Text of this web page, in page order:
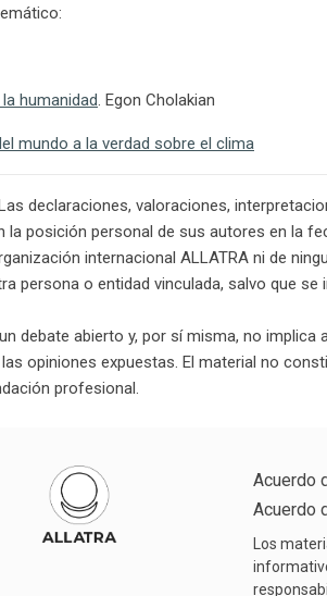
humanidad. Egon Cholakian
mundo a la verdad sobre el clima
declaraciones, valoraciones,
posición personal de sus autores en la
internacional ALLATRA ni de
persona o entidad vinculada, salvo que se
debate abierto y, por sí misma, no implica
opiniones expuestas. El material no
profesional.
Acuerdo
Acuerdo
Los